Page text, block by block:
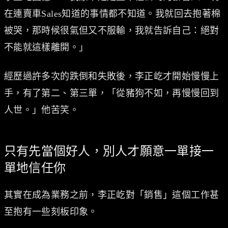
在連賣車Sales知道的事情都不知道。我就回去抱著棉
被哭，那時候很氣但又不服輸，我就告訴自己：絕對
不能就這樣離開。」
經歷過許多次的跌倒和失敗後，李正屹才開始慢慢上
手，有了第二、第三單，「從豬狗不如，再慢慢回到
人世。」他苦笑。
只有先當個好人，別人才願意一單接一
單地信任你
其實在成為業務之前，李正屹對「銷售」這個工作甚
至抱有一些刻板印象。